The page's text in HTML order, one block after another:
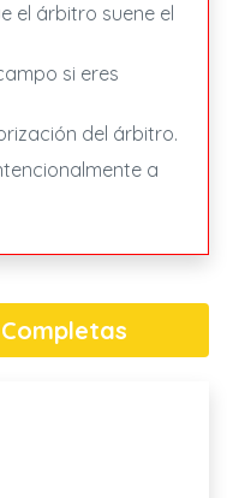
el árbitro suene el
si eres
del árbitro.
a